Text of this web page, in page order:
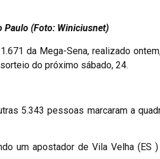
Paulo (Foto: Winiciusnet)
da Mega-Sena, realizado
do próximo sábado, 24.
5.343 pessoas marcaram a
um apostador de Vila Velha (ES